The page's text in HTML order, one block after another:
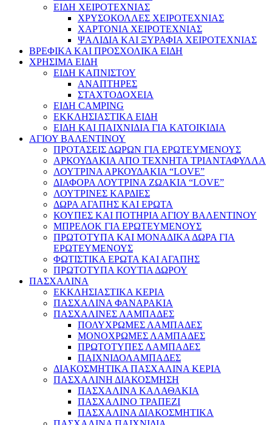
ΕΙΔΗ ΧΕΙΡΟΤΕΧΝΙΑΣ
ΧΡΥΣΟΚΟΛΛΕΣ ΧΕΙΡΟΤΕΧΝΙΑΣ
ΧΑΡΤΟΝΙΑ ΧΕΙΡΟΤΕΧΝΙΑΣ
ΨΑΛΙΔΙΑ ΚΑΙ ΞΥΡΑΦΙΑ ΧΕΙΡΟΤΕΧΝΙΑΣ
ΒΡΕΦΙΚΑ ΚΑΙ ΠΡΟΣΧΟΛΙΚΑ ΕΙΔΗ
ΧΡΗΣΙΜΑ ΕΙΔΗ
ΕΙΔΗ ΚΑΠΝΙΣΤΟΥ
ΑΝΑΠΤΗΡΕΣ
ΣΤΑΧΤΟΔΟΧΕΙΑ
ΕΙΔΗ CAMPING
ΕΚΚΛΗΣΙΑΣΤΙΚΑ ΕΙΔΗ
ΕΙΔΗ ΚΑΙ ΠΑΙΧΝΙΔΙΑ ΓΙΑ ΚΑΤΟΙΚΙΔΙΑ
ΑΓΙΟΥ ΒΑΛΕΝΤΙΝΟΥ
ΠΡΟΤΑΣΕΙΣ ΔΩΡΩΝ ΓΙΑ ΕΡΩΤΕΥΜΕΝΟΥΣ
ΑΡΚΟΥΔΑΚΙΑ ΑΠΟ ΤΕΧΝΗΤΑ ΤΡΙΑΝΤΑΦΥΛΛΑ
ΛΟΥΤΡΙΝΑ ΑΡΚΟΥΔΑΚΙΑ “LOVE”
ΔΙΑΦΟΡΑ ΛΟΥΤΡΙΝΑ ΖΩΑΚΙΑ “LOVE”
ΛΟΥΤΡΙΝΕΣ ΚΑΡΔΙΕΣ
ΔΩΡΑ ΑΓΑΠΗΣ ΚΑΙ ΕΡΩΤΑ
ΚΟΥΠΕΣ ΚΑΙ ΠΟΤΗΡΙΑ ΑΓΙΟΥ ΒΑΛΕΝΤΙΝΟΥ
ΜΠΡΕΛΟΚ ΓΙΑ ΕΡΩΤΕΥΜΕΝΟΥΣ
ΠΡΩΤΟΤΥΠΑ ΚΑΙ ΜΟΝΑΔΙΚΑ ΔΩΡΑ ΓΙΑ
ΕΡΩΤΕΥΜΕΝΟΥΣ
ΦΩΤΙΣΤΙΚΑ ΕΡΩΤΑ ΚΑΙ ΑΓΑΠΗΣ
ΠΡΩΤΟΤΥΠΑ ΚΟΥΤΙΑ ΔΩΡΟΥ
ΠΑΣΧΑΛΙΝΑ
ΕΚΚΛΗΣΙΑΣΤΙΚΑ ΚΕΡΙΑ
ΠΑΣΧΑΛΙΝΑ ΦΑΝΑΡΑΚΙΑ
ΠΑΣΧΑΛΙΝΕΣ ΛΑΜΠΑΔΕΣ
ΠΟΛΥΧΡΩΜΕΣ ΛΑΜΠΑΔΕΣ
ΜΟΝΟΧΡΩΜΕΣ ΛΑΜΠΑΔΕΣ
ΠΡΩΤΟΤΥΠΕΣ ΛΑΜΠΑΔΕΣ
ΠΑΙΧΝΙΔΟΛΑΜΠΑΔΕΣ
ΔΙΑΚΟΣΜΗΤΙΚΑ ΠΑΣΧΑΛΙΝΑ ΚΕΡΙΑ
ΠΑΣΧΑΛΙΝΗ ΔΙΑΚΟΣΜΗΣΗ
ΠΑΣΧΑΛΙΝΑ ΚΑΛΑΘΑΚΙΑ
ΠΑΣΧΑΛΙΝΟ ΤΡΑΠΕΖΙ
ΠΑΣΧΑΛΙΝΑ ΔΙΑΚΟΣΜΗΤΙΚΑ